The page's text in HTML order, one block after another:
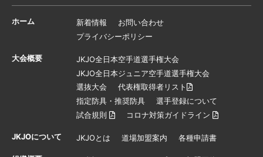
ホーム 新着情報
お問い合わせ
プライバシーポリシー
大会概要
JKJO全日本空手道選手権大会
JKJO全日本ジュニア空手道選手権大会
選抜大会
代表権取得者リスト
指定防具・推奨防具
選手登録について
試合規則
コロナ対策ガイドライン
JKJOについて JKJOとは 道場加盟案内 各種申請書